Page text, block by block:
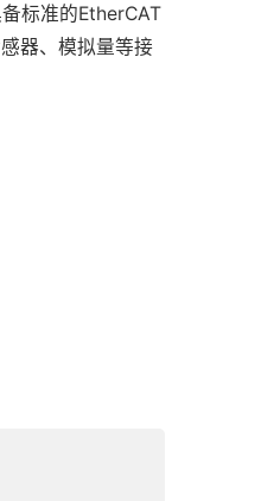
标准的EtherCAT
器、模拟量等接